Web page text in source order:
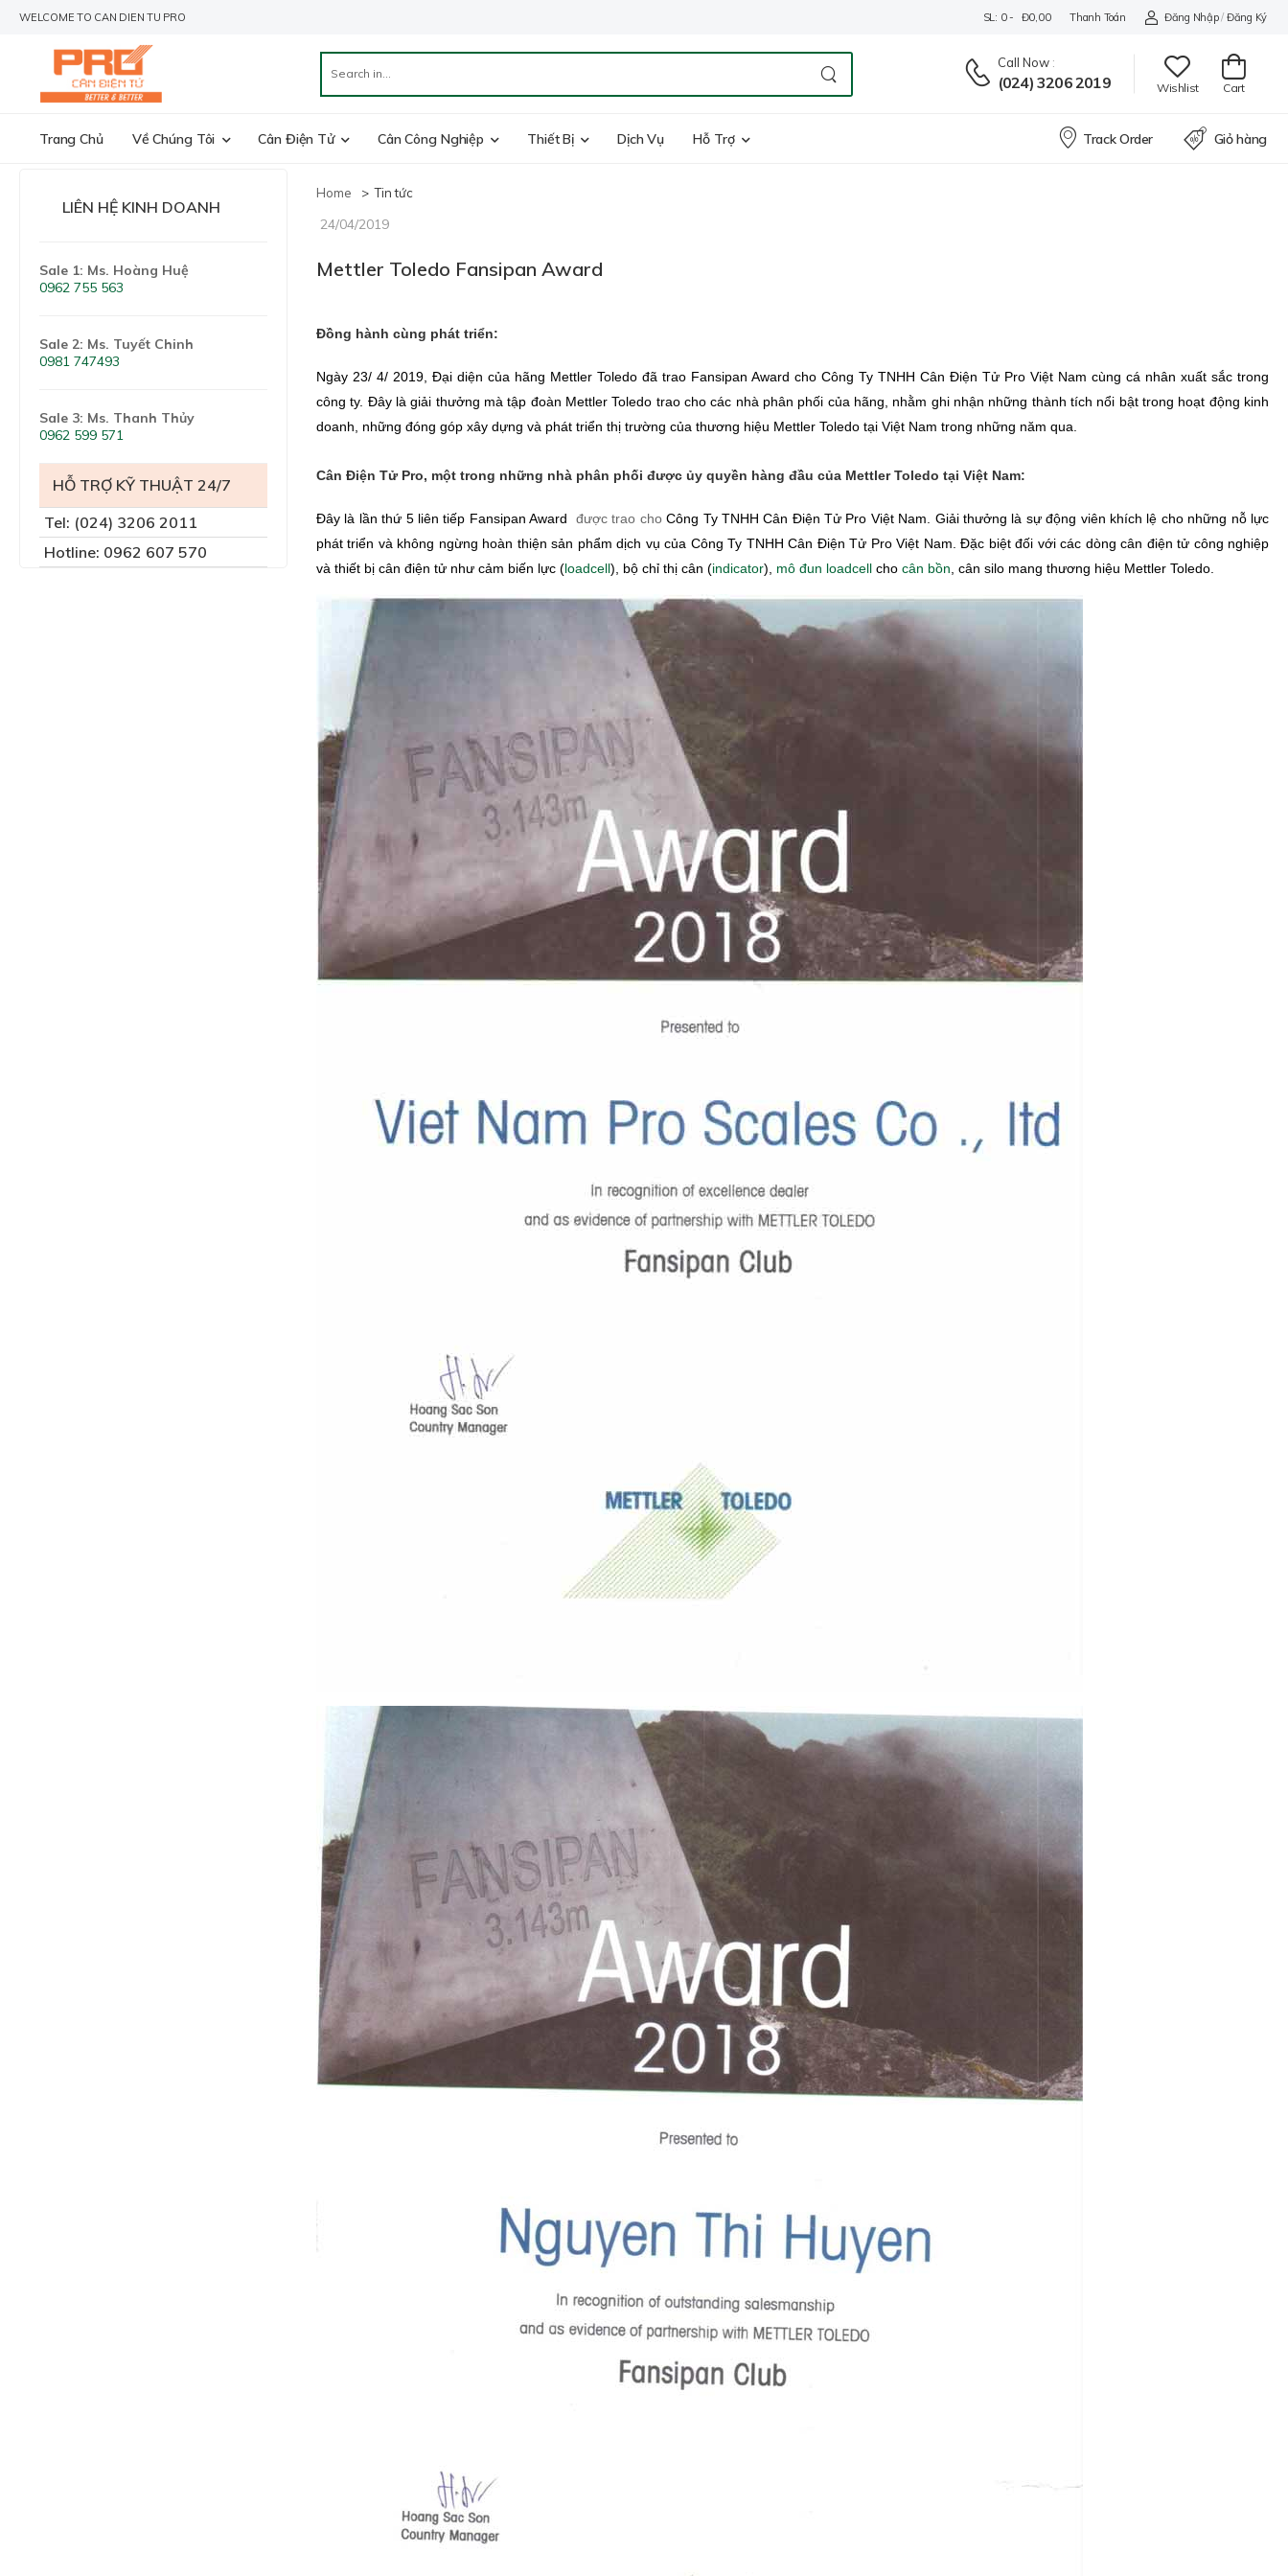
WELCOME TO CAN DIEN TU PRO SL: 0 - Đ0,00 Thanh Toán Đăng Nhập / Đăng Ký
Call Now:
(024) 3206 2019 Wishlist Cart
Trang Chủ Về Chúng Tôi Cân Điện Tử Cân Công Nghiệp Thiết Bị Dịch Vụ Hỗ Trợ Track Order Giỏ hàng
LIÊN HỆ KINH DOANH
Sale 1: Ms. Hoàng Huệ
0962 755 563
Sale 2: Ms. Tuyết Chinh
0981 747493
Sale 3: Ms. Thanh Thủy
0962 599 571
HỖ TRỢ KỸ THUẬT 24/7
Tel: (024) 3206 2011
Hotline: 0962 607 570
Home >Tin tức
24/04/2019
Mettler Toledo Fansipan Award
Đồng hành cùng phát triển:
Ngày 23/ 4/ 2019, Đại diện của hãng Mettler Toledo đã trao Fansipan Award cho Công Ty TNHH Cân Điện Tử Pro Việt Nam cùng cá nhân xuất sắc trong
công ty. Đây là giải thưởng mà tập đoàn Mettler Toledo trao cho các nhà phân phối của hãng, nhằm ghi nhận những thành tích nổi bật trong hoạt động kinh
doanh, những đóng góp xây dựng và phát triển thị trường của thương hiệu Mettler Toledo tại Việt Nam trong những năm qua.
Cân Điện Tử Pro, một trong những nhà phân phối được ủy quyền hàng đầu của Mettler Toledo tại Việt Nam:
Đây là lần thứ 5 liên tiếp Fansipan Award được trao choCông Ty TNHH Cân Điện Tử Pro Việt Nam. Giải thưởng là sự động viên khích lệ cho những nỗ lực
phát triển và không ngừng hoàn thiện sản phẩm dịch vụ của Công Ty TNHH Cân Điện Tử Pro Việt Nam. Đặc biệt đối với các dòng cân điện tử công nghiệp
và thiết bị cân điện tử như cảm biến lực (loadcell), bộ chỉ thị cân (indicator), mô đun loadcell cho cân bồn, cân silo mang thương hiệu Mettler Toledo.